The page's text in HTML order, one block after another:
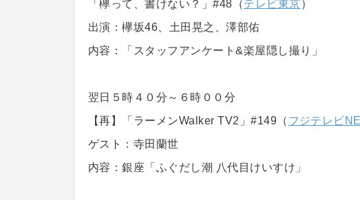
「欅って、書けない？」#48（テレビ東京）
出演：欅坂46、土田晃之、澤部佑
内容：「スタッフアンケート&楽屋隠し撮り」
翌日５時４０分～６時００分
【再】「ラーメンWalker TV2」#149（ フジテレビ
ゲスト：寺田蘭世
内容：銀座「ふぐだし潮 八代目けいすけ」